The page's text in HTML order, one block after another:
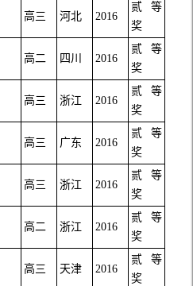
高三 河北 2016
贰等
奖
高二 四川 2016
贰等
奖
高三 浙江 2016
贰等
奖
高三 广东 2016
贰等
奖
高三 浙江 2016
贰等
奖
高二 浙江 2016
贰等
奖
高三 天津 2016
贰等
奖